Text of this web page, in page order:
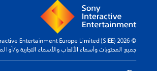
© 2026 Sony Interactive Entertainment Europe Limited (SIEE)
جميع المحتويات وأسماء الألعاب والأسماء التجارية و/أو